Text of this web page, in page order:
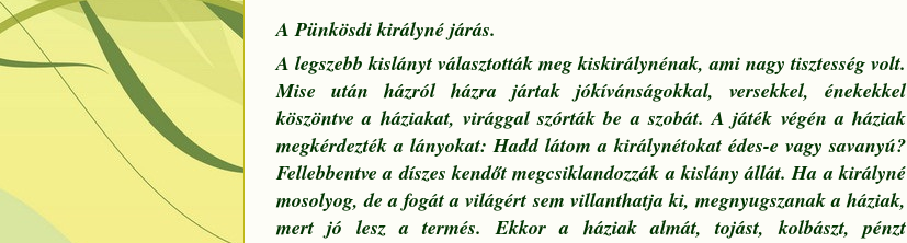
A Pünkösdi királyné járás.
A legszebb kislányt választották meg kiskirálynénak, ami nagy tisztesség volt.
Mise után házról házra jártak jókívánságokkal, versekkel, énekekkel
köszöntve a háziakat, virággal szórták be a szobát. A játék végén a háziak
megkérdezték a lányokat: Hadd látom a királynétokat édes-e vagy savanyú?
Fellebbentve a díszes kendőt megcsiklandozzák a kislány állát. Ha a királyné
mosolyog, de a fogát a világért sem villanthatja ki, megnyugszanak a háziak,
mert jó lesz a termés. Ekkor a háziak almát, tojást, kolbászt, pénzt